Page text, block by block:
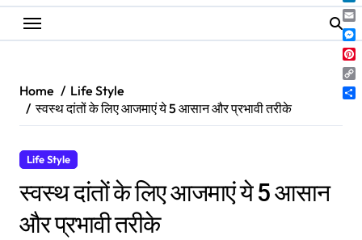
Home
Life Style
स्वस्थ दांतों के लिए आजमाएं ये 5 आसान और प्रभावी तरीके
Life Style
स्वस्थ दांतों के लिए आजमाएं ये 5 आसान
और प्रभावी तरीके